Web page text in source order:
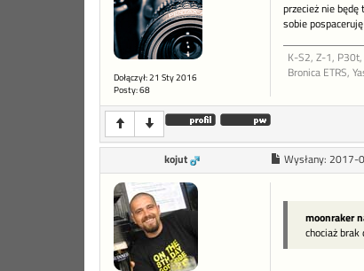
Dołączył: 21 Sty 2016
Posty: 68
przecież nie będę
sobie
K-S2, Z-1,
Bronica ETRS,
kojut Wysłany: 2017-
moonraker
chociaż brak